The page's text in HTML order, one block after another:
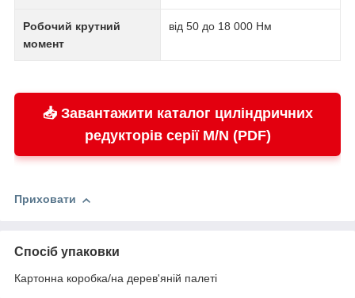
Робочий крутний
момент
від 50 до 18 000 Нм
📥 Завантажити каталог циліндричних
редукторів серії M/N (PDF)
Приховати
Спосіб упаковки
Картонна коробка/на дерев'яній палеті